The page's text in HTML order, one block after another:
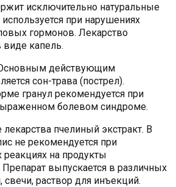
исключительно натуральные
при нарушениях
гормонов. Лекарство
виде капель.
Основным действующим
сон-трава (пострел).
гранул рекомендуется при
болевом синдроме.
пчелиный экстракт. В
не рекомендуется при
реакциях на продукты
Препарат выпускается в различных
свечи, раствор для инъекций.